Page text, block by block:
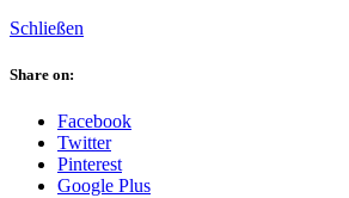
Schließen
Share on:
Facebook
Twitter
Pinterest
Google Plus